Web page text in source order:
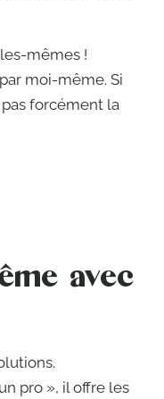
mêmes !
moi-même. Si
pas forcément la
avec
pro », il offre les